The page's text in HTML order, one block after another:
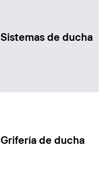
Sistemas de ducha
Grifería de ducha